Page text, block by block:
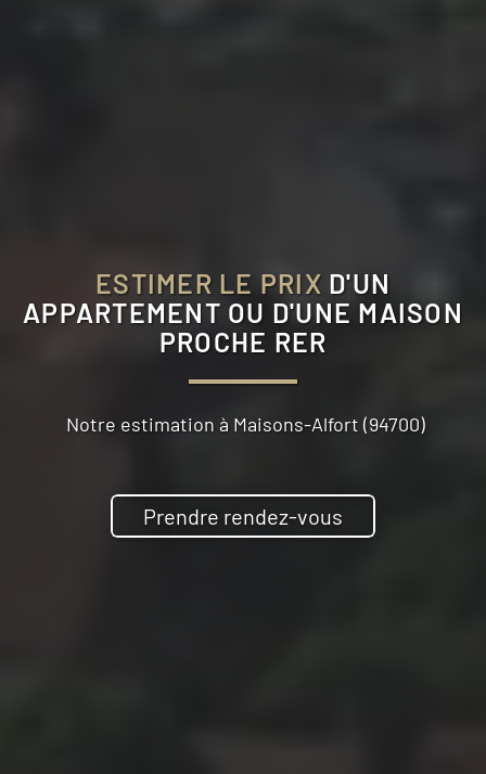
ESTIMER LE PRIX D'UN
APPARTEMENT OU D'UNE MAISON
PROCHE RER
Notre estimation à Maisons-Alfort (94700)
Prendre rendez-vous